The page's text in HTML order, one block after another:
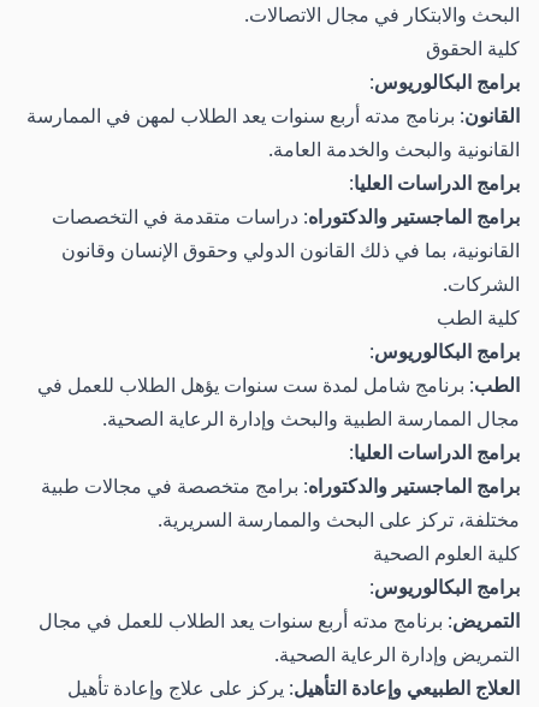
البحث والابتكار في مجال الاتصالات.
كلية الحقوق
برامج البكالوريوس:
القانون: برنامج مدته أربع سنوات يعد الطلاب لمهن في الممارسة
القانونية والبحث والخدمة العامة.
برامج الدراسات العليا:
برامج الماجستير والدكتوراه: دراسات متقدمة في التخصصات
القانونية، بما في ذلك القانون الدولي وحقوق الإنسان وقانون
الشركات.
كلية الطب
برامج البكالوريوس:
الطب: برنامج شامل لمدة ست سنوات يؤهل الطلاب للعمل في
مجال الممارسة الطبية والبحث وإدارة الرعاية الصحية.
برامج الدراسات العليا:
برامج الماجستير والدكتوراه: برامج متخصصة في مجالات طبية
مختلفة، تركز على البحث والممارسة السريرية.
كلية العلوم الصحية
برامج البكالوريوس:
التمريض: برنامج مدته أربع سنوات يعد الطلاب للعمل في مجال
التمريض وإدارة الرعاية الصحية.
العلاج الطبيعي وإعادة التأهيل: يركز على علاج وإعادة تأهيل